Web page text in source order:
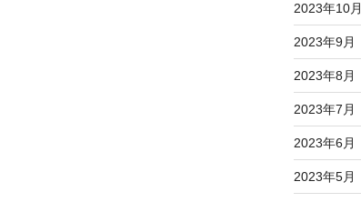
2023年10月
2023年9月
2023年8月
2023年7月
2023年6月
2023年5月